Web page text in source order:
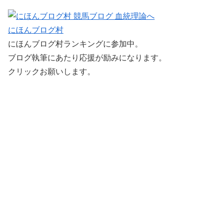
にほんブログ村
にほんブログ村ランキングに参加中。
ブログ執筆にあたり応援が励みになります。
クリックお願いします。